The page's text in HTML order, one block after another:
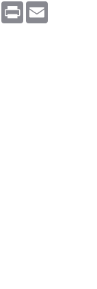
PrintEmail